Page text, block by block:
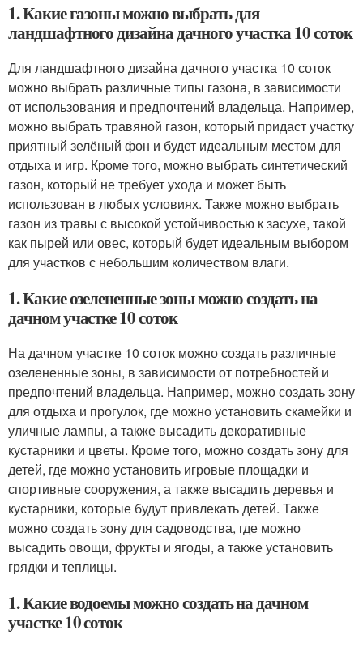
1. Какие газоны можно выбрать для
ландшафтного дизайна дачного участка 10 соток
Для ландшафтного дизайна дачного участка 10 соток
можно выбрать различные типы газона, в зависимости
от использования и предпочтений владельца. Например,
можно выбрать травяной газон, который придаст участку
приятный зелёный фон и будет идеальным местом для
отдыха и игр. Кроме того, можно выбрать синтетический
газон, который не требует ухода и может быть
использован в любых условиях. Также можно выбрать
газон из травы с высокой устойчивостью к засухе, такой
как пырей или овес, который будет идеальным выбором
для участков с небольшим количеством влаги.
1. Какие озелененные зоны можно создать на
дачном участке 10 соток
На дачном участке 10 соток можно создать различные
озелененные зоны, в зависимости от потребностей и
предпочтений владельца. Например, можно создать зону
для отдыха и прогулок, где можно установить скамейки и
уличные лампы, а также высадить декоративные
кустарники и цветы. Кроме того, можно создать зону для
детей, где можно установить игровые площадки и
спортивные сооружения, а также высадить деревья и
кустарники, которые будут привлекать детей. Также
можно создать зону для садоводства, где можно
высадить овощи, фрукты и ягоды, а также установить
грядки и теплицы.
1. Какие водоемы можно создать на дачном
участке 10 соток